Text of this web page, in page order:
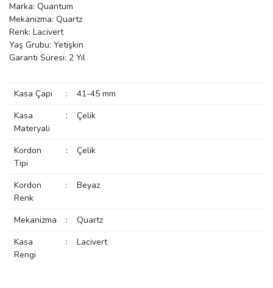
Manoir
Marka: Quantum
Mekanizma: Quartz
Renk: Lacivert
Yaş Grubu: Yetişkin
Garanti Süresi: 2 Yıl
Kasa Çapı :
41-45 mm
Kasa
Materyali
: Çelik
Kordon
Tipi
: Çelik
Kordon
Renk
: Beyaz
Mekanizma :
Quartz
Kasa
Rengi
: Lacivert